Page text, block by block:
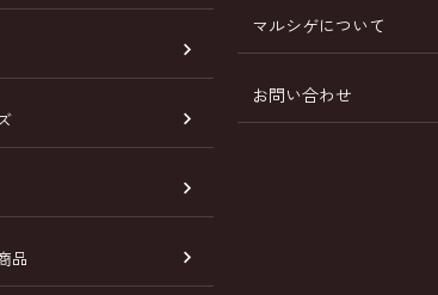
品
マルシゲについて
お問い合わせ